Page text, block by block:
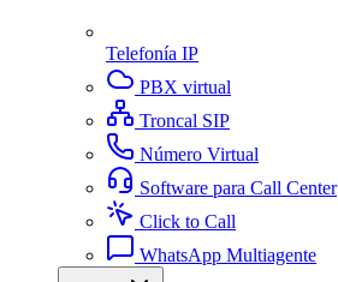
Telefonía IP
PBX virtual
Troncal SIP
Número Virtual
Software para Call Center
Click to Call
WhatsApp Multiagente